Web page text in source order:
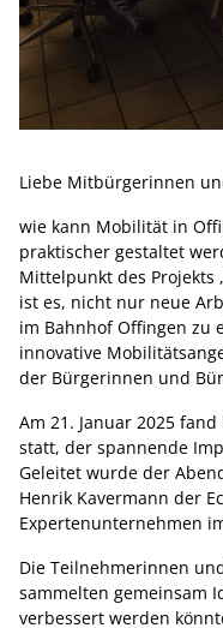
Liebe Mitbürgerinnen
wie kann Mobilität in
praktischer gestaltet
Mittelpunkt des Projekts
ist es, nicht nur neue
im Bahnhof Offingen zu
innovative
der Bürgerinnen und
Am 21. Januar 2025
statt, der spannende
Geleitet wurde der
Henrik Kavermann der
Expertenunternehmen
Die Teilnehmerinnen
sammelten gemeinsam
verbessert werden